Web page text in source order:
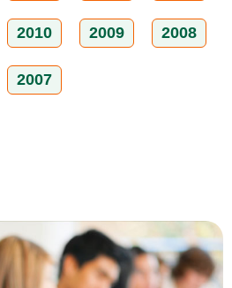
2010 2009 2008
2007